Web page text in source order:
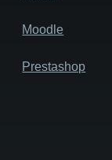
Moodle
Prestashop